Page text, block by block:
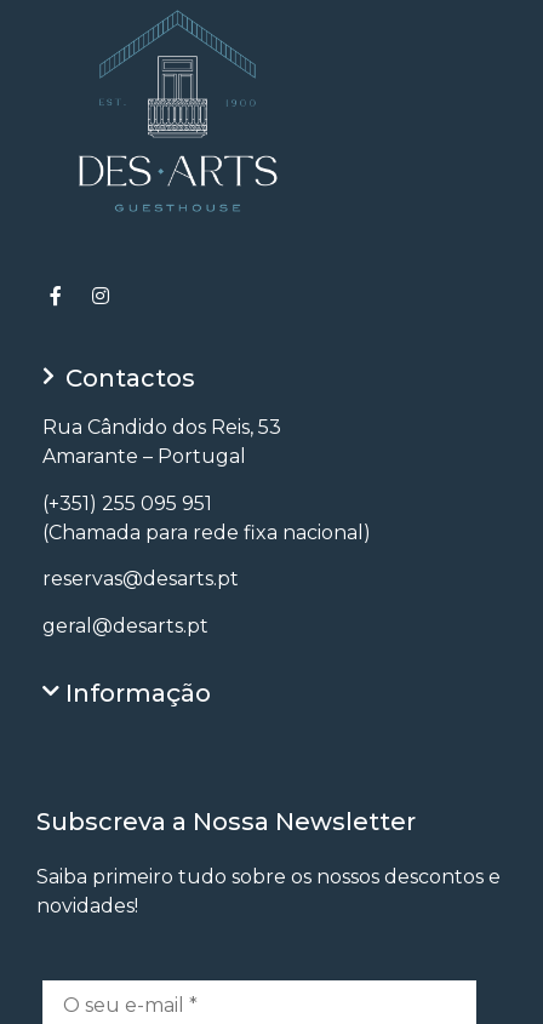
Contactos
Rua Cândido dos Reis, 53
Amarante – Portugal
(+351) 255 095 951
(Chamada para rede fixa nacional)
reservas@desarts.pt
geral@desarts.pt
Informação
Subscreva a Nossa Newsletter
Saiba primeiro tudo sobre os nossos descontos e
novidades!